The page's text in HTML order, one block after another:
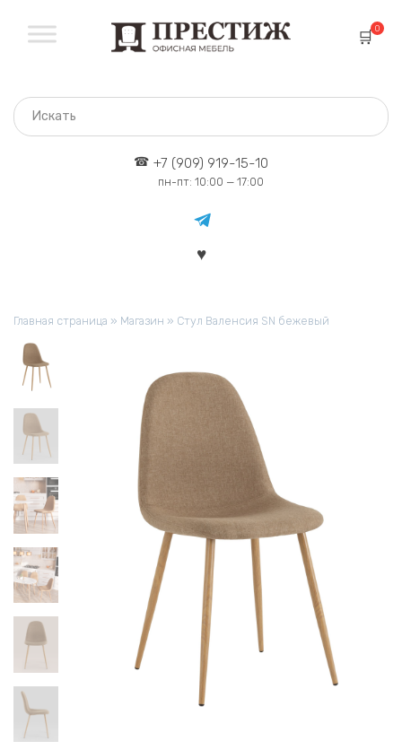
содержанию
0
+7 (909) 919-15-10
пн-пт: 10:00 — 17:00
Главная страница » Магазин » Стул Валенсия SN бежевый